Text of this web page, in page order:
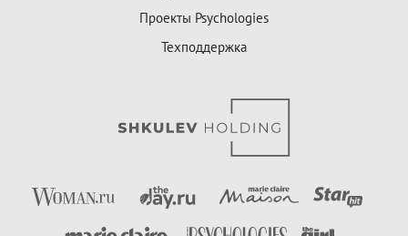
Проекты Psychologies
Техподдержка